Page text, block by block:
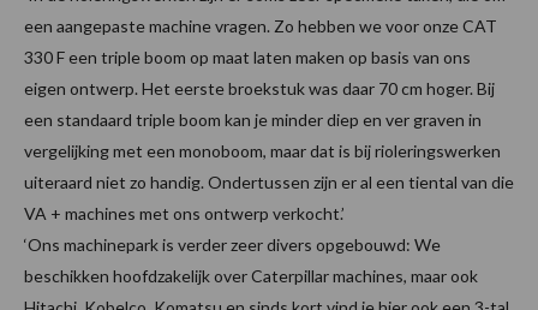
een aangepaste machine vragen. Zo hebben we voor onze CAT
330 F een triple boom op maat laten maken op basis van ons
eigen ontwerp. Het eerste broekstuk was daar 70 cm hoger. Bij
een standaard triple boom kan je minder diep en ver graven in
vergelijking met een monoboom, maar dat is bij rioleringswerken
uiteraard niet zo handig. Ondertussen zijn er al een tiental van die
VA + machines met ons ontwerp verkocht.’
‘Ons machinepark is verder zeer divers opgebouwd: We
beschikken hoofdzakelijk over Caterpillar machines, maar ook